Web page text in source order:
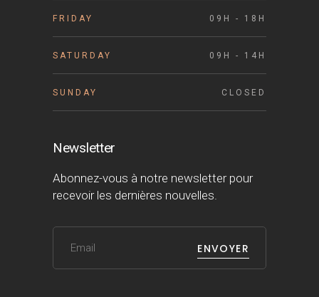
FRIDAY 09H - 18H
SATURDAY 09H - 14H
SUNDAY CLOSED
Newsletter
Abonnez-vous à notre newsletter pour
recevoir les dernières nouvelles.
ENVOYER